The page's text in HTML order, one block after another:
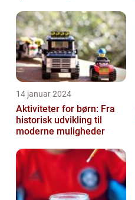
14 januar 2024
Aktiviteter for børn: Fra
historisk udvikling til
moderne muligheder